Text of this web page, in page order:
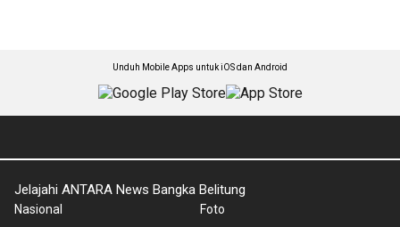
Unduh Mobile Apps untuk iOS dan Android
Jelajahi ANTARA News Bangka Belitung
Nasional
Foto